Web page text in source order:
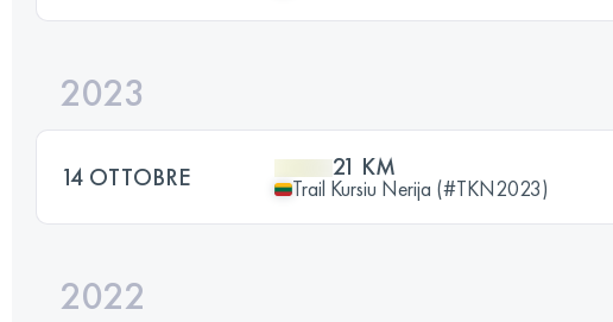
2023
14 OTTOBRE 21 KM
Trail Kursiu Nerija (#TKN2023)
2022